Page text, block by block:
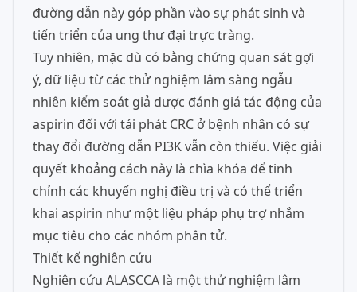
đường dẫn này góp phần vào sự phát sinh và
tiến triển của ung thư đại trực tràng.
Tuy nhiên, mặc dù có bằng chứng quan sát gợi
ý, dữ liệu từ các thử nghiệm lâm sàng ngẫu
nhiên kiểm soát giả dược đánh giá tác động của
aspirin đối với tái phát CRC ở bệnh nhân có sự
thay đổi đường dẫn PI3K vẫn còn thiếu. Việc giải
quyết khoảng cách này là chìa khóa để tinh
chỉnh các khuyến nghị điều trị và có thể triển
khai aspirin như một liệu pháp phụ trợ nhắm
mục tiêu cho các nhóm phân tử.
Thiết kế nghiên cứu
Nghiên cứu ALASCCA là một thử nghiệm lâm